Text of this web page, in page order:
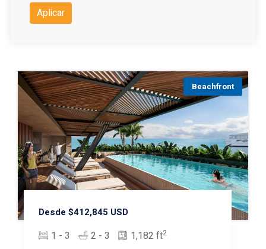
Aplicar
Beachfront
Desde $412,845 USD
1 - 3 2 - 3 1,182 ft2